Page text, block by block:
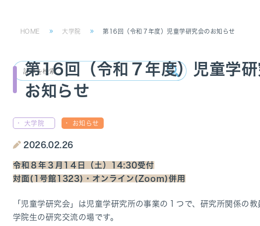
HOME 大学院 第16回（令和７年度）児童学研究会のお知らせ
第16回（令和７年度）児童学研
お知らせ
大学院 お知らせ
2026.02.26
令和８年３月1４日（土）14:30受付
対面(1号館1323)・オンライン(Zoom)併用
「児童学研究会」は児童学研究所の事業の１つで、研究所関係の
学院生の研究交流の場です。